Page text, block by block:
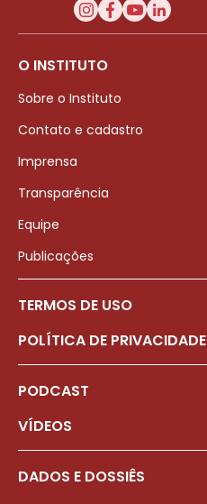
O INSTITUTO
Sobre o Instituto
Contato e cadastro
Imprensa
Transparência
Equipe
Publicações
TERMOS DE USO
POLÍTICA DE PRIVACIDADE
PODCAST
VÍDEOS
DADOS E DOSSIÊS